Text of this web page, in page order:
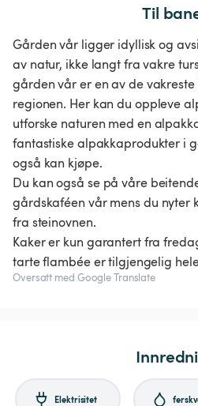
Til
Gården vår ligger idyllisk og
av natur, ikke langt fra vakre
gården vår er en av de
regionen. Her kan du oppleve
utforske naturen med en
fantastiske alpakkaprodukter i
også kan kjøpe.
Du kan også se på våre
gårdskaféen vår mens du
fra steinovnen.
Kaker er kun garantert fra
tarte flambée er tilgjengelig
Oversatt med Google Translate
Elektrisitet